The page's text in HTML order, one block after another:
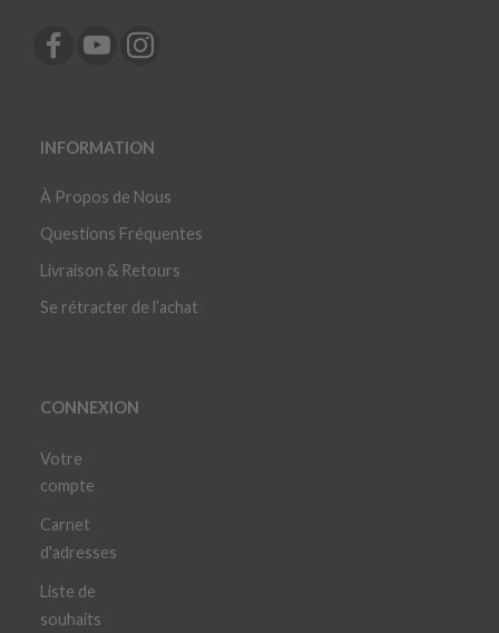
INFORMATION
À Propos de Nous
Questions Fréquentes
Livraison & Retours
Se rétracter de l’achat
CONNEXION
Votre
compte
Carnet
d'adresses
Liste de
souhaits